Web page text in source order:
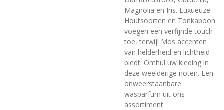
Magnolia en Iris. Luxueuze
Houtsoorten en Tonkaboon
voegen een verfijnde touch
toe, terwijl Mos accenten
van helderheid en lichtheid
biedt. Omhul uw kleding in
deze weelderige noten. Een
onweerstaanbare
wasparfum uit ons
assortiment